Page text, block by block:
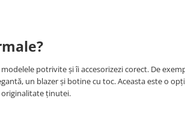
potrivite și îi accesorizezi corect. De
un blazer și botine cu toc. Aceasta este o
originalitate ținutei.